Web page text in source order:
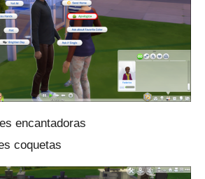
encantadoras
coquetas